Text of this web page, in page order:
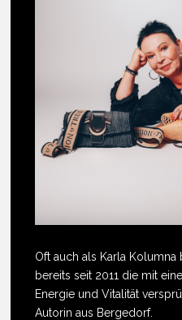
Oft auch als Karla
bereits seit 2011 die mit
Energie und Vitalität
Autorin aus Bergedorf.